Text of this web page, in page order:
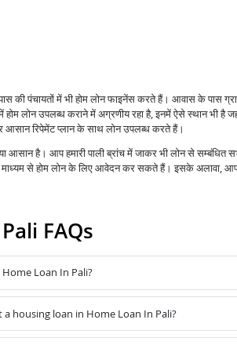
की पंचायतों में भी होम लोन फाइनेंस करते हैं। आवास के पास
लोन उपलब्ध कराने में अग्रणीय रहा है, इनमें ऐसे स्थान भी है
आसान रिपेमेंट प्लान के साथ लोन उपलब्ध करते हैं।
है। आप हमारी पाली ब्रांच में जाकर भी लोन से सम्बंधित
माध्यम से होम लोन के लिए आवेदन कर सकते हैं। इसके अलावा,
FAQs
Loan In Pali?
housing loan in Home Loan In Pali?